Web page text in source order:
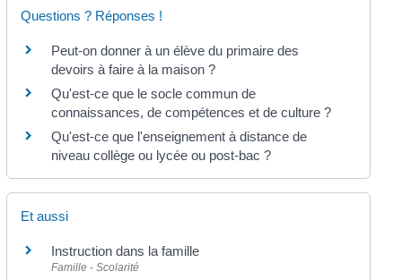
Questions ? Réponses !
Peut-on donner à un élève du primaire des
devoirs à faire à la maison ?
Qu'est-ce que le socle commun de
connaissances, de compétences et de culture ?
Qu'est-ce que l'enseignement à distance de
niveau collège ou lycée ou post-bac ?
Et aussi
Instruction dans la famille
Famille - Scolarité